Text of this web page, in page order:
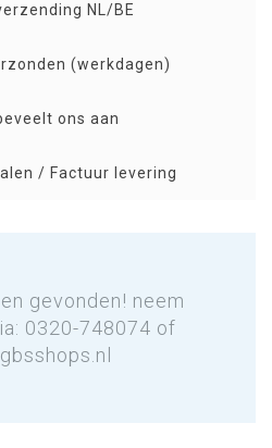
NL/BE
(werkdagen)
ons aan
/ Factuur levering
gevonden! neem
0320-748074 of